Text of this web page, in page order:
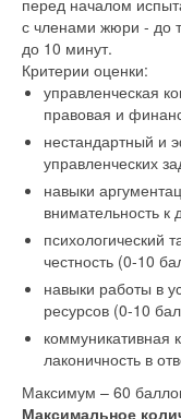
перед началом
с членами жюри - до
до 10 минут.
Критерии оценки:
управленческая
правовая и
нестандартный и
управленческих
навыки
внимательность
психологический
честность (0-10
навыки работы в
ресурсов (0-10
коммуникативная
лаконичность в
Максимум – 60
Максимальное